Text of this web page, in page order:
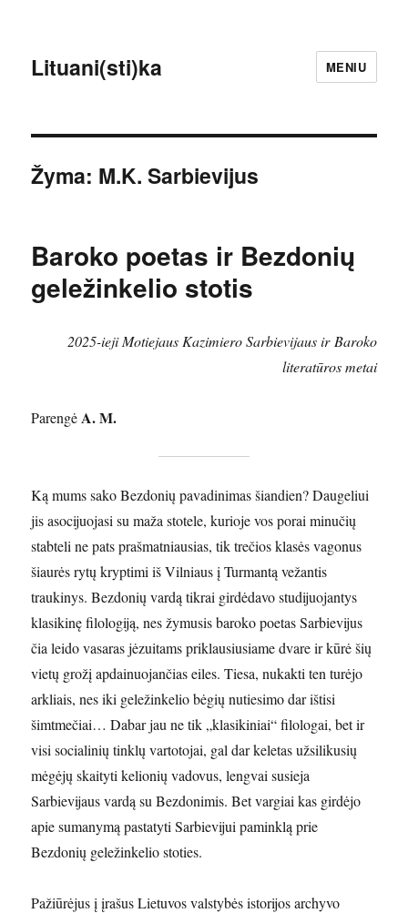
Lituani(sti)ka MENIU
Žyma: M.K. Sarbievijus
Baroko poetas ir Bezdonių
geležinkelio stotis
2025-ieji Motiejaus Kazimiero Sarbievijaus ir Baroko
literatūros metai
Parengė A. M.
Ką mums sako Bezdonių pavadinimas šiandien? Daugeliui
jis asocijuojasi su maža stotele, kurioje vos porai minučių
stabteli ne pats prašmatniausias, tik trečios klasės vagonus
šiaurės rytų kryptimi iš Vilniaus į Turmantą vežantis
traukinys. Bezdonių vardą tikrai girdėdavo studijuojantys
klasikinę filologiją, nes žymusis baroko poetas Sarbievijus
čia leido vasaras jėzuitams priklausiusiame dvare ir kūrė šių
vietų grožį apdainuojančias eiles. Tiesa, nukakti ten turėjo
arkliais, nes iki geležinkelio bėgių nutiesimo dar ištisi
šimtmečiai… Dabar jau ne tik „klasikiniai“ filologai, bet ir
visi socialinių tinklų vartotojai, gal dar keletas užsilikusių
mėgėjų skaityti kelionių vadovus, lengvai susieja
Sarbievijaus vardą su Bezdonimis. Bet vargiai kas girdėjo
apie sumanymą pastatyti Sarbievijui paminklą prie
Bezdonių geležinkelio stoties.
Pažiūrėjus į įrašus Lietuvos valstybės istorijos archyvo